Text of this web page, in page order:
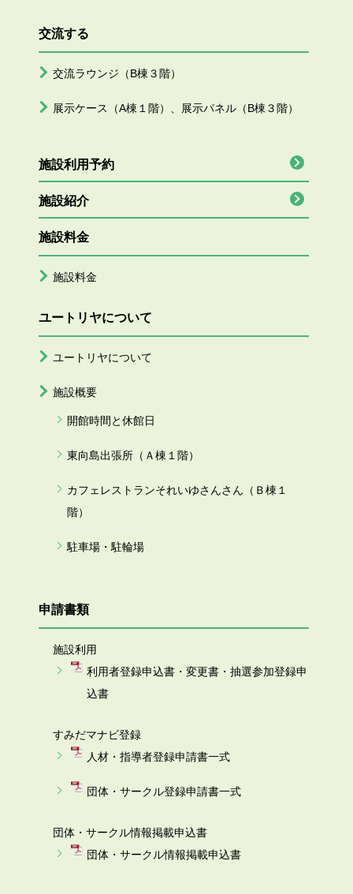
交流する
交流ラウンジ（B棟３階）
展示ケース（A棟１階）、展示パネル（B棟３階）
施設利用予約
施設紹介
施設料金
施設料金
ユートリヤについて
ユートリヤについて
施設概要
開館時間と休館日
東向島出張所（Ａ棟１階）
カフェレストランそれいゆさんさん（Ｂ棟１
階）
駐車場・駐輪場
申請書類
施設利用
利用者登録申込書・変更書・抽選参加登録申
込書
すみだマナビ登録
人材・指導者登録申請書一式
団体・サークル登録申請書一式
団体・サークル情報掲載申込書
団体・サークル情報掲載申込書